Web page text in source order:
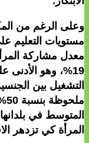
وعلى الرغم من
مستويات التعليم
معدل مشاركة
19%، وهو
التشغيل بين
المتوسط في
المرأة كي تزدهر